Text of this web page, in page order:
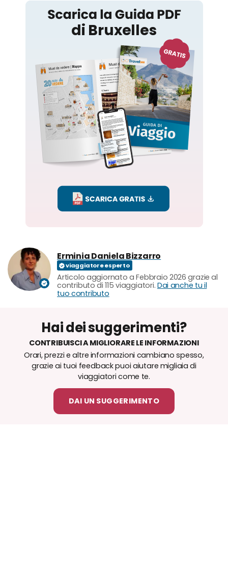
Bruxelles
Erminia Daniela Bizzarro
Articolo aggiornato a Febbraio 2026 grazie al
contributo di 115 viaggiatori. Dai anche tu il
tuo contributo
Hai dei suggerimenti?
CONTRIBUISCI A MIGLIORARE LE INFORMAZIONI
Orari, prezzi e altre informazioni cambiano spesso,
grazie ai tuoi feedback puoi aiutare migliaia di
viaggiatori come te.
DAI UN SUGGERIMENTO